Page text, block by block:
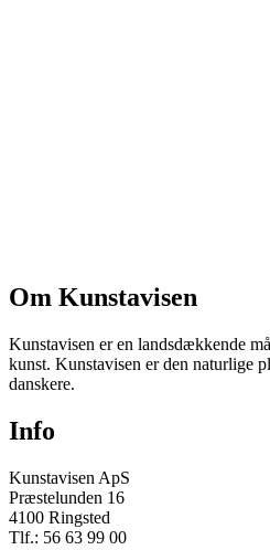
Om Kunstavisen
Kunstavisen er en landsdækkende
kunst. Kunstavisen er den naturlige
danskere.
Info
Kunstavisen ApS
Præstelunden 16
4100 Ringsted
Tlf.: 56 63 99 00